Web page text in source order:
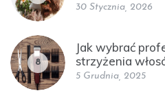
30 Stycznia, 2026
8
Jak wybrać
strzyżenia
5 Grudnia, 2025